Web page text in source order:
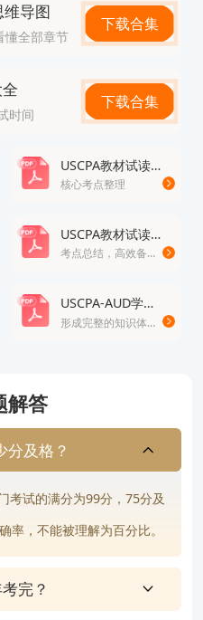
维导图
懂全部章节
下载合集
时间
下载合集
USCPA教材试读-FAR
核心考点整理
USCPA教材试读-AUD
考点总结，高效备考
USCPA-AUD学习思维导图
形成完整的知识体系，轻松掌握考试重点
解答
分及格？
考试的满分为99分，75分及
率，不能被理解为百分比。
完？